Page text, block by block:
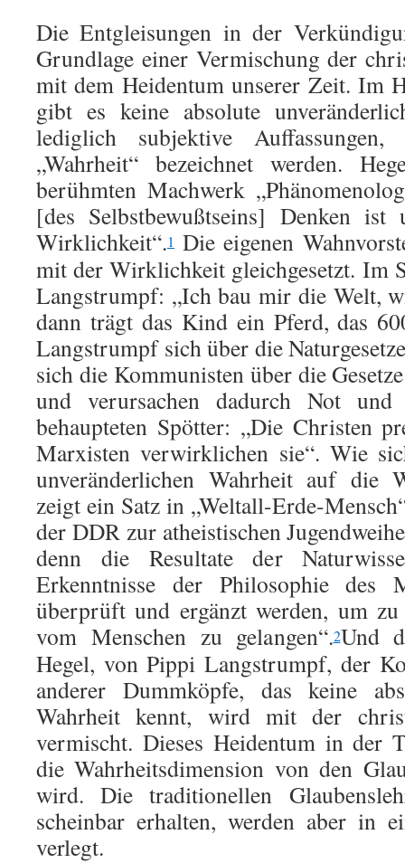
Die Entgleisungen in der
Grundlage einer Vermi­schung der
mit dem Heidentum unserer Zeit. Im
gibt es keine absolute
lediglich subjektive
„Wahrheit“ bezeichnet werden.
berühmten Machwerk
[des Selbstbewußtseins] Denken
Wirklich­keit“.1 Die eigenen
mit der Wirklichkeit gleichgesetzt. Im
Langstrumpf: „Ich bau mir die Welt,
dann trägt das Kind ein Pferd, das
Langstrumpf sich über die
sich die Kommunis­ten über die
und ver­ursachen dadurch Not
behaupteten Spötter: „Die Christen
Marxisten verwirkli­chen sie“. Wie
unveränderlichen Wahr­heit auf die
zeigt ein Satz in „Weltall-Erde-
der DDR zur athe­istischen
denn die Resultate der
Erkenntnisse der Philosophie des
über­prüft und ergänzt werden, um
vom Menschen zu gelangen“.2Und
Hegel, von Pippi Langstrumpf, der
ande­rer Dummköp­fe, das keine
Wahrheit kennt, wird mit der
vermischt. Dieses Heidentum in der
die Wahr­heitsdimension von den
wird. Die traditionellen
scheinbar erhalten, werden aber in
verlegt.